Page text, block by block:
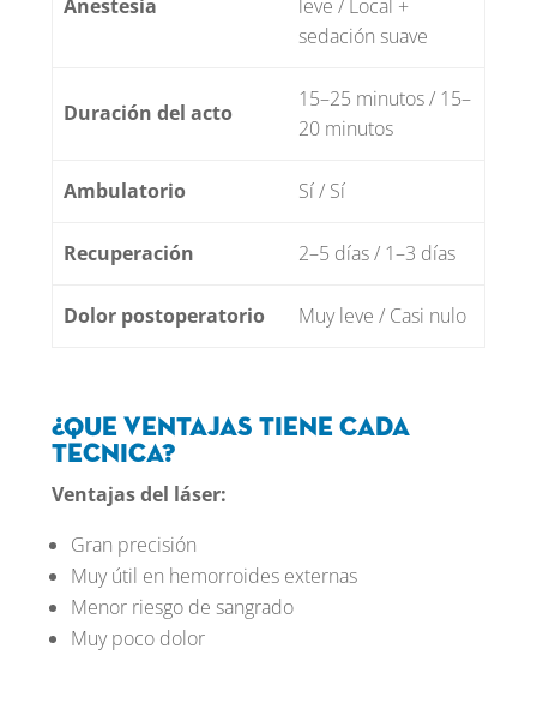
Anestesia
leve / Local +
sedación suave
Duración del acto
15–25 minutos / 15–
20 minutos
Ambulatorio Sí / Sí
Recuperación 2–5 días / 1–3 días
Dolor postoperatorio Muy leve / Casi nulo
¿Que ventajas tiene cada
tecnica?
Ventajas del láser:
Gran precisión
Muy útil en hemorroides externas
Menor riesgo de sangrado
Muy poco dolor